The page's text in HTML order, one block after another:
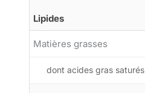
Lipides
Matières grasses
dont acides gras saturés